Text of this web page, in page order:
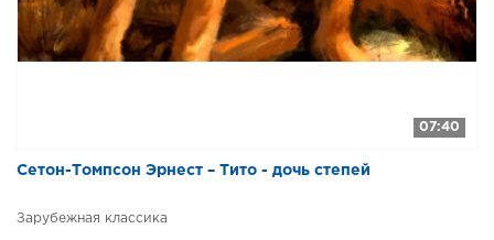
07:40
Сетон-Томпсон Эрнест – Тито - дочь степей
Зарубежная классика